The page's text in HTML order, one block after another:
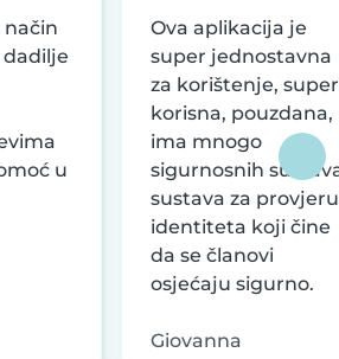
način
u
Ova aplikacija je
super jednostavna
za korištenje, super
korisna, pouzdana,
ima mnogo
sigurnosnih
sustava za provjeru
identiteta koji čine
da se članovi
osjećaju sigurno.
Giovanna